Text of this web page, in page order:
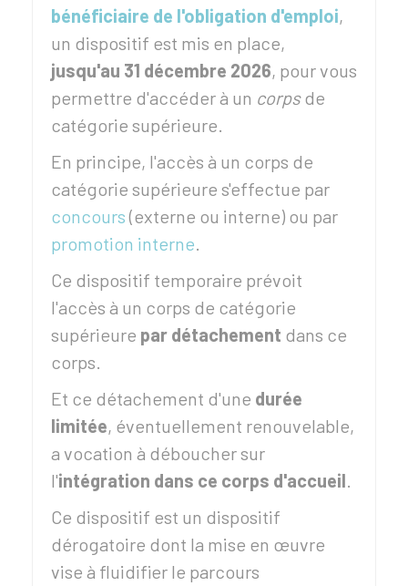
bénéficiaire de l'obligation d'emploi,
un dispositif est mis en place,
jusqu'au 31 décembre 2026, pour vous
permettre d'accéder à un corpsde
catégorie supérieure.
En principe, l'accès à un corps de
catégorie supérieure s'effectue par
concours(externe ou interne) ou par
promotion interne.
Ce dispositif temporaire prévoit
l'accès à un corps de catégorie
supérieure par détachement dans ce
corps.
Et ce détachement d'une durée
limitée, éventuellement renouvelable,
a vocation à déboucher sur
l'intégration dans ce corps d'accueil.
Ce dispositif est un dispositif
dérogatoire dont la mise en œuvre
vise à fluidifier le parcours